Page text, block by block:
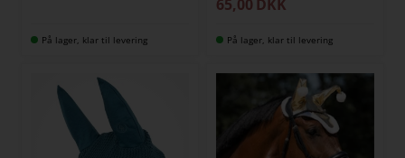
På lager, klar til levering
65,00 DKK
På lager, klar til levering